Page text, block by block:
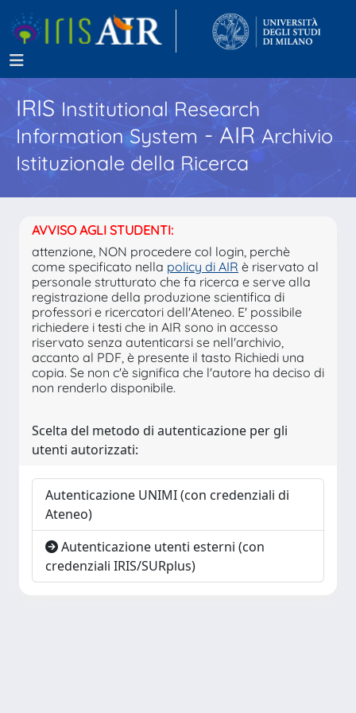
IRISInstitutional Research
Information System - AIR Archivio
Istituzionale della Ricerca
AVVISO AGLI STUDENTI:
attenzione, NON procedere col login, perchè
come specificato nella policy di AIR è riservato al
personale strutturato che fa ricerca e serve alla
registrazione della produzione scientifica di
professori e ricercatori dell'Ateneo. E' possibile
richiedere i testi che in AIR sono in accesso
riservato senza autenticarsi se nell'archivio,
accanto al PDF, è presente il tasto Richiedi una
copia. Se non c'è significa che l'autore ha deciso di
non renderlo disponibile.
Scelta del metodo di autenticazione per gli
utenti autorizzati:
Autenticazione UNIMI (con credenziali di
Ateneo)
Autenticazione utenti esterni (con
credenziali IRIS/SURplus)